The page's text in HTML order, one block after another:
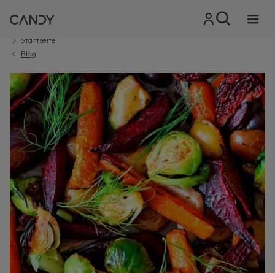
Startseite
Blog